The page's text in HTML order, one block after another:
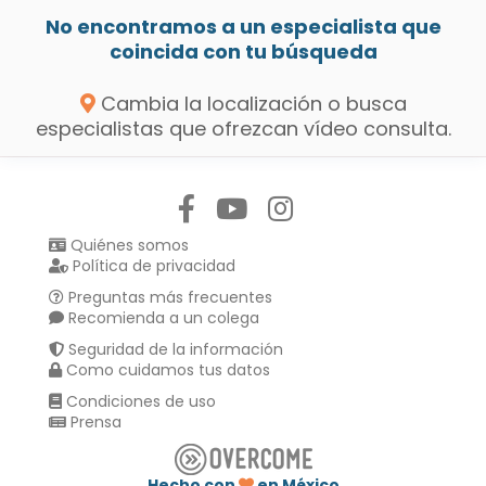
No encontramos a un especialista que
coincida con tu búsqueda
Cambia la localización o busca
especialistas que ofrezcan vídeo consulta.
Quiénes somos
Política de privacidad
Preguntas más frecuentes
Recomienda a un colega
Seguridad de la información
Como cuidamos tus datos
Condiciones de uso
Prensa